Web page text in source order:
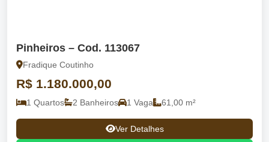
Pinheiros – Cod. 113067
Fradique Coutinho
R$ 1.180.000,00
1 Quartos 2 Banheiros 1 Vaga 61,00 m²
Ver Detalhes